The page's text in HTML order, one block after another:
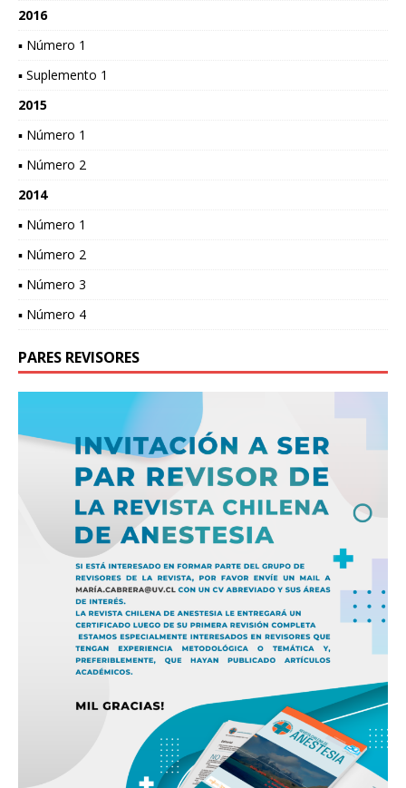
2016
▪ Número 1
▪ Suplemento 1
2015
▪ Número 1
▪ Número 2
2014
▪ Número 1
▪ Número 2
▪ Número 3
▪ Número 4
PARES REVISORES